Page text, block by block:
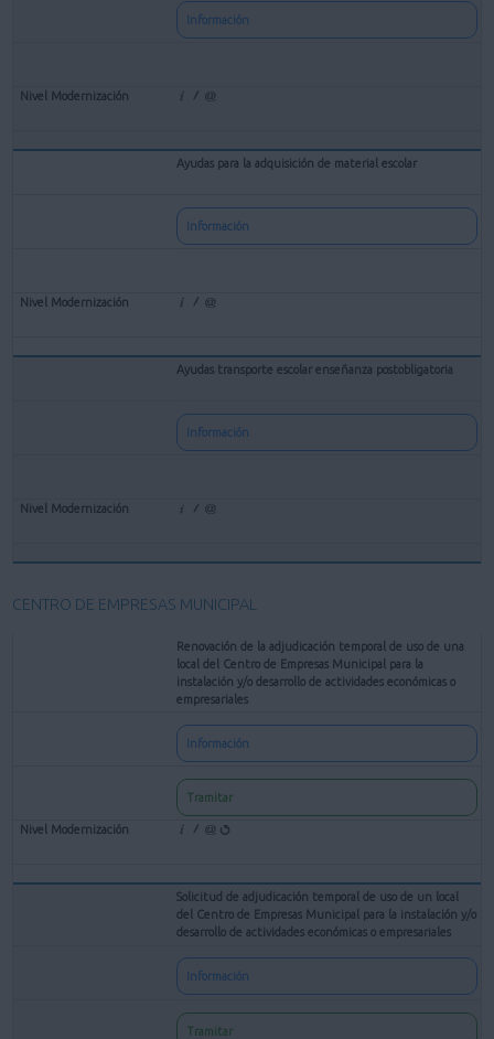
Información
Ayudas para la adquisición de material escolar
Información
Ayudas transporte escolar enseñanza postobligatoria
Información
CENTRO DE EMPRESAS MUNICIPAL
Renovación de la adjudicación temporal de uso de una
local del Centro de Empresas Municipal para la
instalación y/o desarrollo de actividades económicas o
empresariales
Información
Tramitar
Solicitud de adjudicación temporal de uso de un local
del Centro de Empresas Municipal para la instalación y/o
desarrollo de actividades económicas o empresariales
Información
Tramitar